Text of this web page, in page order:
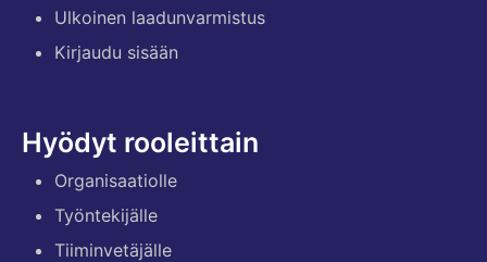
Ulkoinen laadunvarmistus
Kirjaudu sisään
Hyödyt rooleittain
Organisaatiolle
Työntekijälle
Tiiminvetäjälle